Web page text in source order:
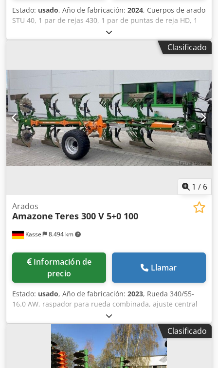
Estado: usado, Año de fabricación: 2024, Cuerpos de arado
STU 40, 1 par de rejas 430, 1 par de puntas de reja HD, 1
par / vástago de abridor previo para altura de bastidor 80
para protección hidráulica contra sobrecarga, abridor
previo M2, 1 par / soportes para discos cortadores, disco
montaje de cuerpo con Djdpst A Udyefx Aifskr
Clasificado
1 / 6
Kassel 8.494 km
Arados
Amazone Teres 300 V 5+0 100
Información de
precio
Llamar
Estado: usado, Año de fabricación: 2023, Rueda 340/55-
16.0 AW, raspador para rueda combinada, ajuste central
de presión de liberación / cuerpo de arado STU 40, reja
430, punta de reja HD, disco de corte Ø 500 dentado, 1
unidad / dentado, preparación para iluminación / Dkjdpfx
Aiot Eay Eefor
Clasificado